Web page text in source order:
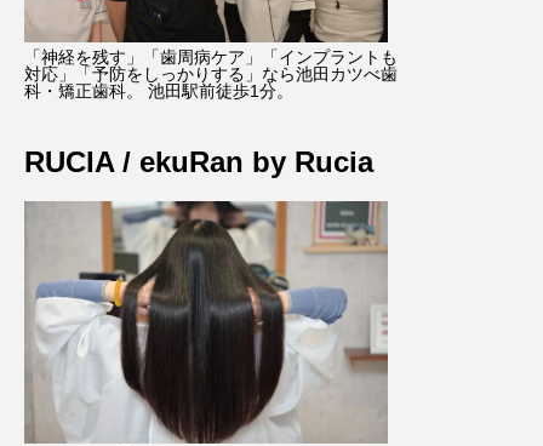
「神経を残す」「歯周病ケア」「インプラントも
対応」「予防をしっかりする」なら池田カツべ歯
科・矯正歯科。 池田駅前徒歩1分。
RUCIA / ekuRan by Rucia